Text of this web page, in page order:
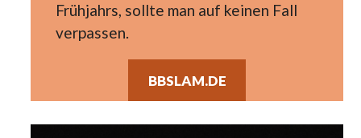
Frühjahrs, sollte man auf keinen Fall
verpassen.
BBSLAM.DE